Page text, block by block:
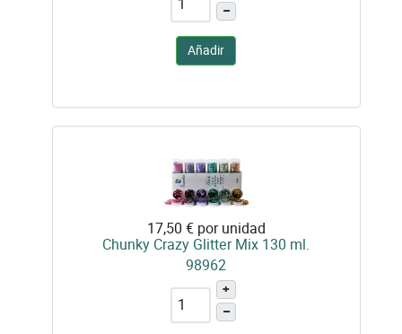
–
Añadir
17,50 € por unidad
Chunky Crazy Glitter Mix 130 ml.
98962
+
–